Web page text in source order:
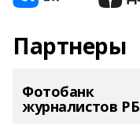
Партнеры
Фотобанк
журналистов РБ